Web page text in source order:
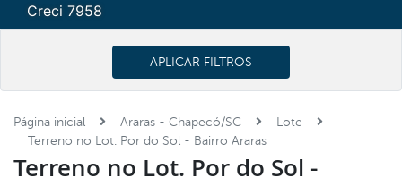
Creci 7958
APLICAR FILTROS
Página inicial Araras - Chapecó/SC
Lote
Terreno no Lot. Por do Sol - Bairro Araras
Terreno no Lot. Por do Sol -